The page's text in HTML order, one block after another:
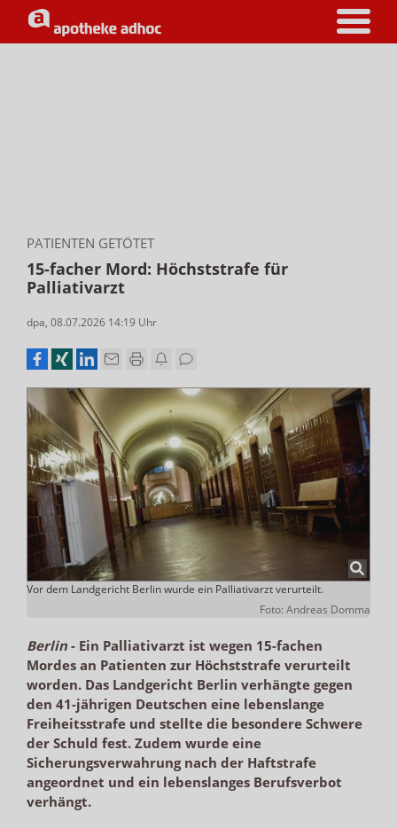
PATIENTEN GETÖTET
15-facher Mord: Höchststrafe für
Palliativarzt
dpa, 08.07.2026 14:19 Uhr
Vor dem Landgericht Berlin wurde ein Palliativarzt verurteilt.
Foto: Andreas Domma
Berlin- Ein Palliativarzt ist wegen 15-fachen
Mordes an Patienten zur Höchststrafe verurteilt
worden. Das Landgericht Berlin verhängte gegen
den 41-jährigen Deutschen eine lebenslange
Freiheitsstrafe und stellte die besondere Schwere
der Schuld fest. Zudem wurde eine
Sicherungsverwahrung nach der Haftstrafe
angeordnet und ein lebenslanges Berufsverbot
verhängt.